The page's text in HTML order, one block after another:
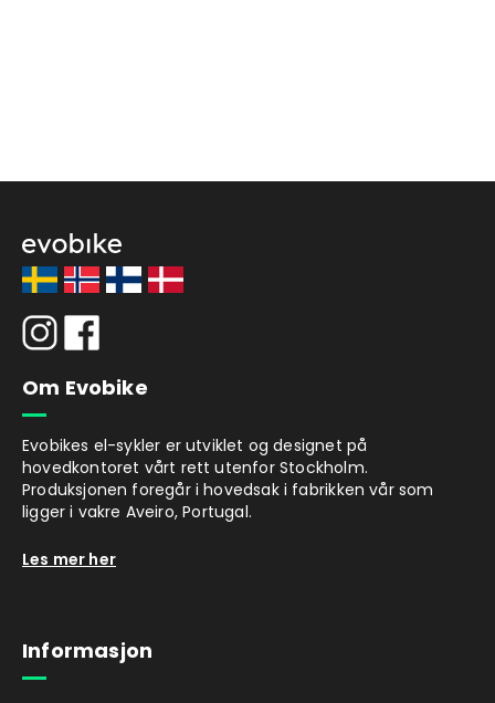
Om Evobike
Evobikes el-sykler er utviklet og designet på
hovedkontoret vårt rett utenfor Stockholm.
Produksjonen foregår i hovedsak i fabrikken vår som
ligger i vakre Aveiro, Portugal.
Les mer her
Informasjon